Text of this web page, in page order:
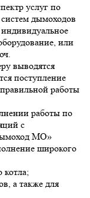
услуг по
дымоходов
или
выводятся
поступление
работы
работы по
с
МО»
широкого
а также для